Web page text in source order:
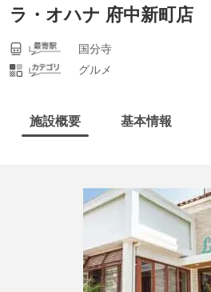
ラ・オハナ 府中新町店
国分寺
グルメ
施設概要 基本情報